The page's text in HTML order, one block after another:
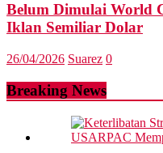
Belum Dimulai World
Iklan Semiliar Dolar
26/04/2026 Suarez 0
Breaking News